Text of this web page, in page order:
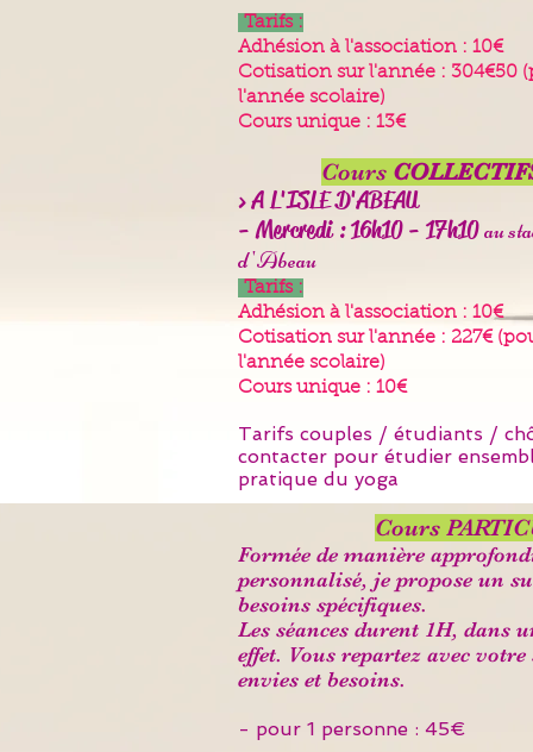
Tarifs :
Adhésion à l'association : 10€
Cotisation sur l'année : 304€50
l'année scolaire)
Cours unique : 13€
Cours
> A L'ISLE D'ABEAU
- Mercredi : 16h10 - 17h10au
d'Abeau
Tarifs :
Adhésion à l'association : 10€
Cotisation sur l'année : 227€
l'année scolaire)
Cours unique : 10€
Tarifs couples / étudiants /
contacter pour étudier
pratique du yoga
Cours
Formée de manière
personnalisé, je propose un
besoins spécifiques.
Les séances durent 1H, dans
effet. Vous repartez avec votre
envies et besoins.
- pour 1 personne : 45€